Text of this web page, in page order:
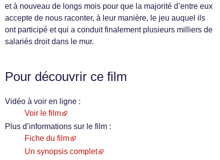
et à nouveau de longs mois pour que la majorité d’entre eux
accepte de nous raconter, à leur manière, le jeu auquel ils
ont participé et qui a conduit finalement plusieurs milliers de
salariés droit dans le mur.
Pour découvrir ce film
Vidéo à voir en ligne :
Voir le film
Plus d’informations sur le film :
Fiche du film
Un synopsis complet